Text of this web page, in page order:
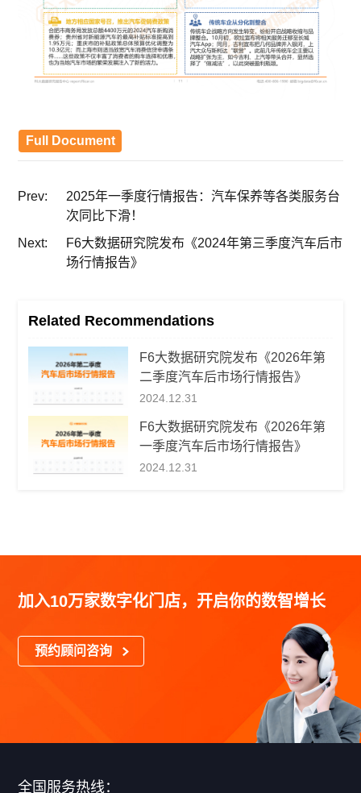
Full Document
Prev:
2025年一季度行情报告：汽车保养等各类服务台
次同比下滑！
Next:
F6大数据研究院发布《2024年第三季度汽车后市
场行情报告》
Related Recommendations
F6大数据研究院发布《2026年第
二季度汽车后市场行情报告》
2024.12.31
F6大数据研究院发布《2026年第
一季度汽车后市场行情报告》
2024.12.31
加入10万家数字化门店，开启你的数智增长
预约顾问咨询
全国服务热线：